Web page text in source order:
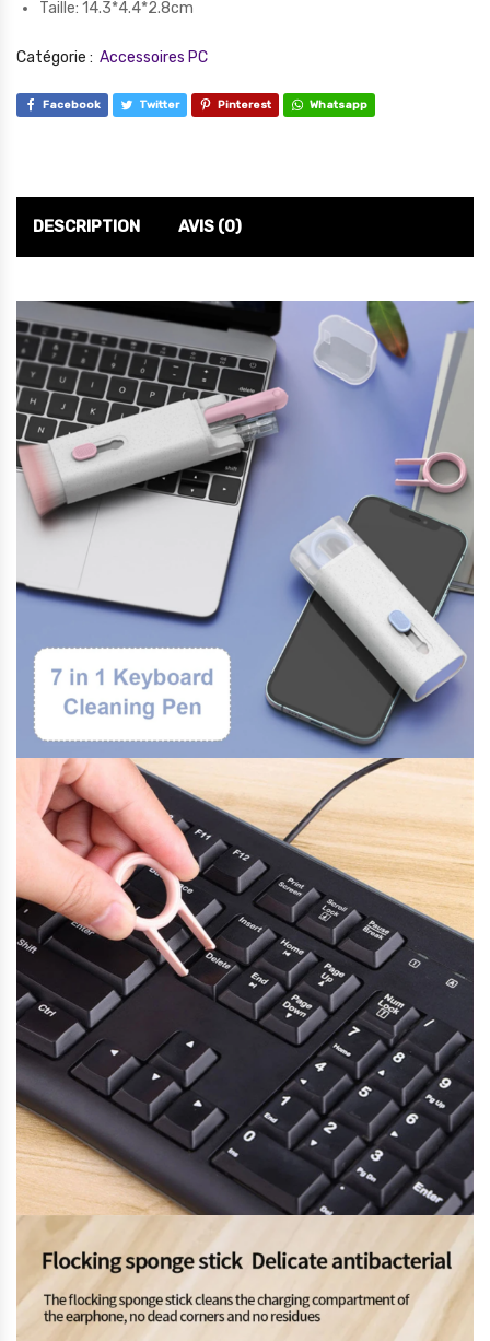
Taille: 14.3*4.4*2.8cm
Catégorie : Accessoires PC
Facebook Twitter Pinterest Whatsapp
DESCRIPTION AVIS (0)